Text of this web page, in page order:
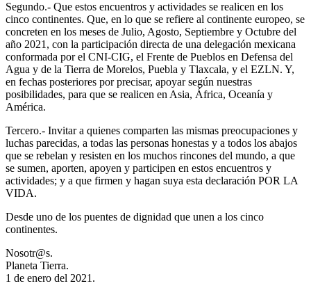
Segundo.- Que estos encuentros y actividades se realicen en los
cinco continentes. Que, en lo que se refiere al continente europeo, se
concreten en los meses de Julio, Agosto, Septiembre y Octubre del
año 2021, con la participación directa de una delegación mexicana
conformada por el CNI-CIG, el Frente de Pueblos en Defensa del
Agua y de la Tierra de Morelos, Puebla y Tlaxcala, y el EZLN. Y,
en fechas posteriores por precisar, apoyar según nuestras
posibilidades, para que se realicen en Asia, África, Oceanía y
América.
Tercero.- Invitar a quienes comparten las mismas preocupaciones y
luchas parecidas, a todas las personas honestas y a todos los abajos
que se rebelan y resisten en los muchos rincones del mundo, a que
se sumen, aporten, apoyen y participen en estos encuentros y
actividades; y a que firmen y hagan suya esta declaración POR LA
VIDA.
Desde uno de los puentes de dignidad que unen a los cinco
continentes.
Nosotr@s.
Planeta Tierra.
1 de enero del 2021.